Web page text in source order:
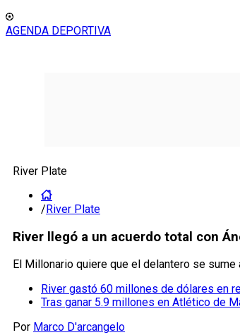
AGENDA DEPORTIVA
River Plate
/River Plate
River llegó a un acuerdo total con
El Millonario quiere que el delantero se
River gastó 60 millones de dólares en
Tras ganar 5.9 millones en Atlético de
Por Marco D'arcangelo